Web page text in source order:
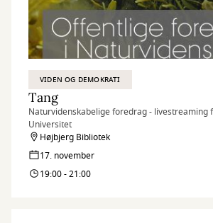
VIDEN OG DEMOKRATI
Tang
Naturvidenskabelige foredrag - livestreaming
Universitet
Højbjerg Bibliotek
17. november
19:00 - 21:00